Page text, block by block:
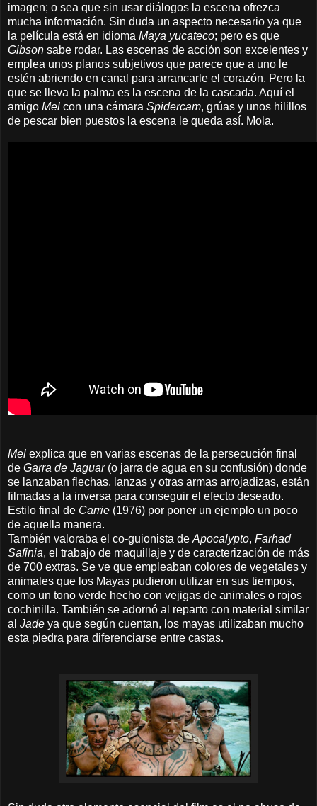
imagen; o sea que sin usar diálogos la escena ofrezca
mucha información. Sin duda un aspecto necesario ya que
la película está en idioma Maya yucateco; pero es que
Gibson sabe rodar. Las escenas de acción son excelentes y
emplea unos planos subjetivos que parece que a uno le
estén abriendo en canal para arrancarle el corazón. Pero la
que se lleva la palma es la escena de la cascada. Aquí el
amigo Mel con una cámara Spidercam, grúas y unos hilillos
de pescar bien puestos la escena le queda así. Mola.
Mel explica que en varias escenas de la persecución final
de Garra de Jaguar (o jarra de agua en su confusión) donde
se lanzaban flechas, lanzas y otras armas arrojadizas, están
filmadas a la inversa para conseguir el efecto deseado.
Estilo final de Carrie (1976) por poner un ejemplo un poco
de aquella manera.
También valoraba el co-guionista de Apocalypto, Farhad
Safinia, el trabajo de maquillaje y de caracterización de más
de 700 extras. Se ve que empleaban colores de vegetales y
animales que los Mayas pudieron utilizar en sus tiempos,
como un tono verde hecho con vejigas de animales o rojos
cochinilla. También se adornó al reparto con material similar
al Jade ya que según cuentan, los mayas utilizaban mucho
esta piedra para diferenciarse entre castas.